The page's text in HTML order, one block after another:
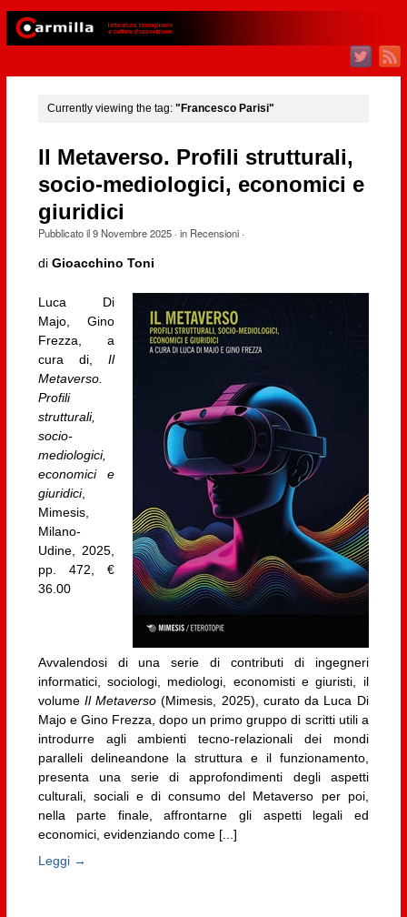
Currently viewing the tag: "Francesco Parisi"
Il Metaverso. Profili strutturali,
socio-mediologici, economici e
giuridici
Pubblicato il9 Novembre 2025· in Recensioni·
di Gioacchino Toni
Luca Di
Majo, Gino
Frezza, a
cura di,Il
Metaverso.
Profili
strutturali,
socio-
mediologici,
economici e
giuridici,
Mimesis,
Milano-
Udine, 2025,
pp. 472, €
36.00
Avvalendosi di una serie di contributi di ingegneri
informatici, sociologi, mediologi, economisti e giuristi, il
volume Il Metaverso (Mimesis, 2025), curato da Luca Di
Majo e Gino Frezza, dopo un primo gruppo di scritti utili a
introdurre agli ambienti tecno-relazionali dei mondi
paralleli delineandone la struttura e il funzionamento,
presenta una serie di approfondimenti degli aspetti
culturali, sociali e di consumo del Metaverso per poi,
nella parte finale, affrontarne gli aspetti legali ed
economici, evidenziando come [...]
Leggi →